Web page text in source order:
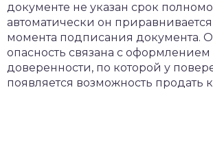
документе не указан срок
автоматически он приравнивается
момента подписания документа.
опасность связана с
доверенности, по которой у
появляется возможность продать